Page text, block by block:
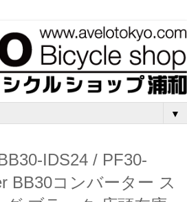
▼
IDS24 / PF30-
BB30コンバーター ス